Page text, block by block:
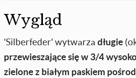
Wygląd
'Silberfeder' wytwarza długie
przewieszające się w 3/4
zielone z białym paskiem